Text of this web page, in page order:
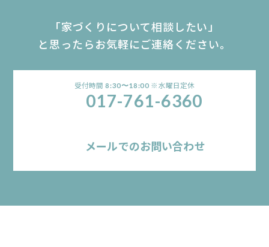
「家づくりについて相談したい」
と思ったらお気軽にご連絡ください。
受付時間8:30〜18:00 ※水曜日定休
017-761-6360
メールでのお問い合わせ